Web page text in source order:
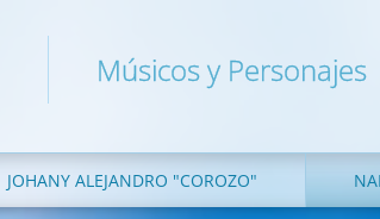
Músicos y Personajes
JOHANY ALEJANDRO "COROZO"